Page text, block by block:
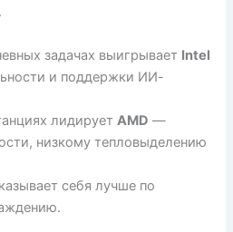
задачах выигрывает Intel
и поддержки ИИ-
лидирует AMD —
низкому тепловыделению
себя лучше по